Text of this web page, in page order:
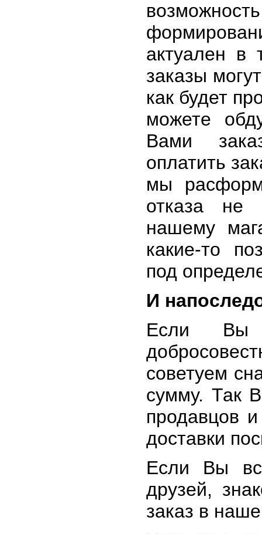
актуален в
заказы
как будет
можете
Вами
оплатить
мы
отказа не
нашему
какие-то
под
И
Если Вы
советуем
сумму. Так
продавцов
доставки
Если Вы
друзей,
заказ в